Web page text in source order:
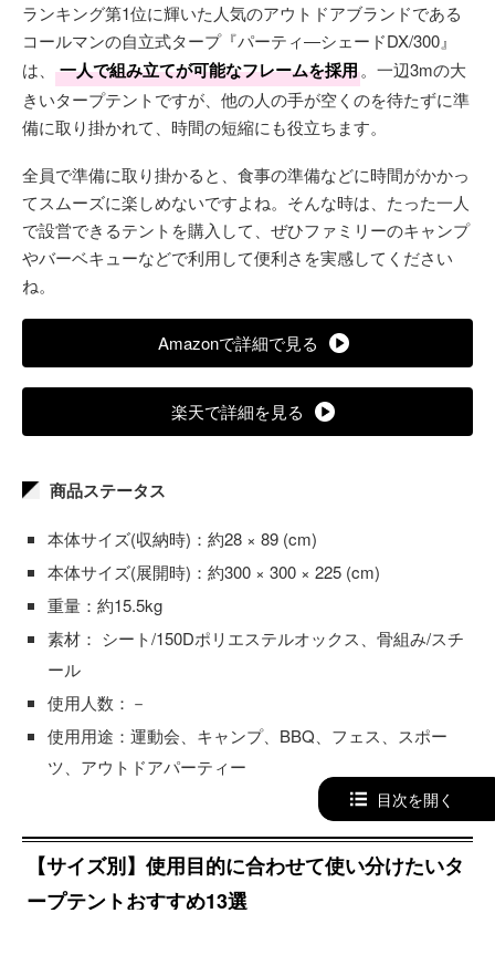
ランキング第1位に輝いた人気のアウトドアブランドである
コールマンの自立式タープ『パーティ―シェードDX/300』
は、
一人で組み立てが可能なフレームを採用。一辺3mの大
きいタープテントですが、他の人の手が空くのを待たずに準
備に取り掛かれて、時間の短縮にも役立ちます。
全員で準備に取り掛かると、食事の準備などに時間がかかっ
てスムーズに楽しめないですよね。そんな時は、たった一人
で設営できるテントを購入して、ぜひファミリーのキャンプ
やバーベキューなどで利用して便利さを実感してください
ね。
Amazonで詳細で見る
楽天で詳細を見る
商品ステータス
本体サイズ(収納時)：約28 × 89 (cm)
本体サイズ(展開時)：約300 × 300 × 225 (cm)
重量：約15.5kg
素材： シート/150Dポリエステルオックス、骨組み/スチ
ール
使用人数：－
使用用途：運動会、キャンプ、BBQ、フェス、スポー
ツ、アウトドアパーティー
【サイズ別】使用目的に合わせて使い分けたいタ
ープテントおすすめ13選
目次を開く